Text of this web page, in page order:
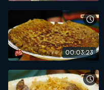
00:03:23